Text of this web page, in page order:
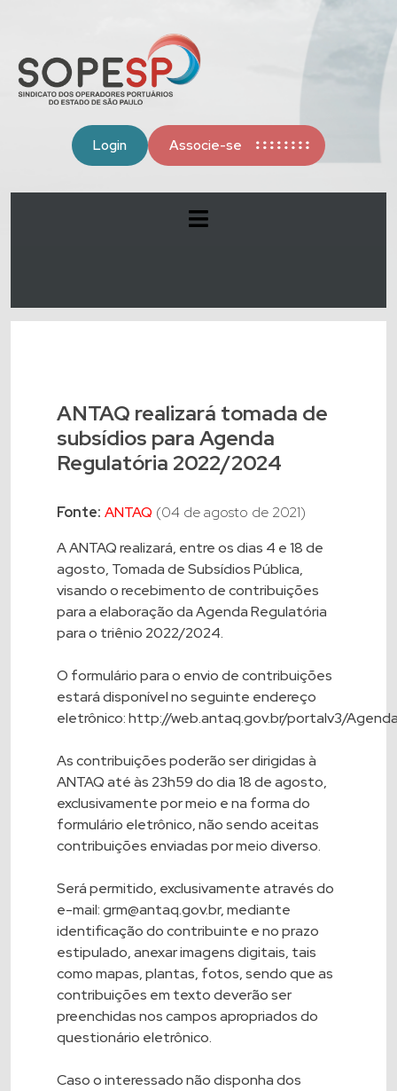
Login Associe-se
ANTAQ realizará tomada de
subsídios para Agenda
Regulatória 2022/2024
Fonte: ANTAQ (04 de agosto de 2021)
A ANTAQ realizará, entre os dias 4 e 18 de
agosto, Tomada de Subsídios Pública,
visando o recebimento de contribuições
para a elaboração da Agenda Regulatória
para o triênio 2022/2024.
O formulário para o envio de contribuições
estará disponível no seguinte endereço
eletrônico:http://web.antaq.gov.br/portalv3/
As contribuições poderão ser dirigidas à
ANTAQ até às 23h59 do dia 18 de agosto,
exclusivamente por meio e na forma do
formulário eletrônico, não sendo aceitas
contribuições enviadas por meio diverso.
Será permitido, exclusivamente através do
e-mail: grm@antaq.gov.br, mediante
identificação do contribuinte e no prazo
estipulado, anexar imagens digitais, tais
como mapas, plantas, fotos, sendo que as
contribuições em texto deverão ser
preenchidas nos campos apropriados do
questionário eletrônico.
Caso o interessado não disponha dos